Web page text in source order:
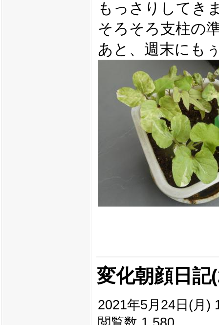
もっさりしてき
そろそろ支柱の
あと、週末にも
変化朝顔日
2021年5月24日(月)